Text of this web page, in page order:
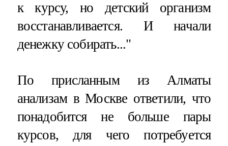
к курсу, но детский организм
восстанавливается. И начали
денежку собирать..."
По присланным из Алматы
анализам в Москве ответили, что
понадобится не больше пары
курсов, для чего потребуется